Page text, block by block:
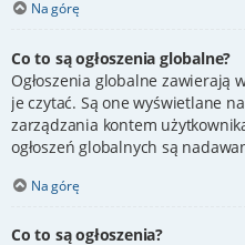
Na górę
Co to są ogłoszenia globalne?
Ogłoszenia globalne zawierają
je czytać. Są one wyświetlane
zarządzania kontem
ogłoszeń globalnych są
Na górę
Co to są ogłoszenia?